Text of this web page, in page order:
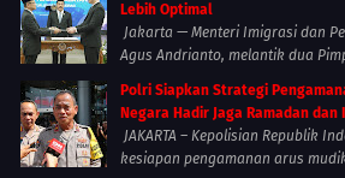
Lebih Optimal
Jakarta — Menteri Imigrasi dan
Agus Andrianto, melantik dua
Polri Siapkan Strategi
Negara Hadir Jaga Ramadan
JAKARTA – Kepolisian Republik
kesiapan pengamanan arus